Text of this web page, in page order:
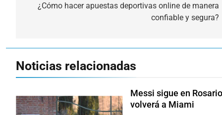
de¿Cómo hacer apuestas deportivas online de manera
confiable y segura?
Noticias relacionadas
Messi sigue en
volverá a Miami